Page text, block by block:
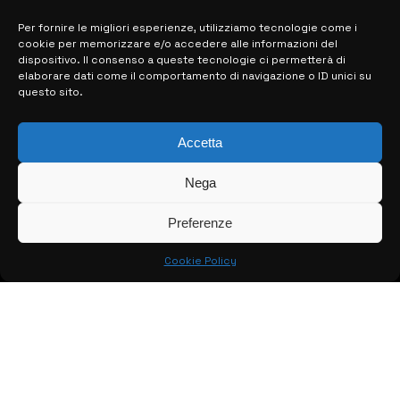
Per fornire le migliori esperienze, utilizziamo tecnologie come i
cookie per memorizzare e/o accedere alle informazioni del
dispositivo. Il consenso a queste tecnologie ci permetterà di
elaborare dati come il comportamento di navigazione o ID unici su
questo sito.
Accetta
Nega
Preferenze
Cookie Policy
MAPPA DEL SITO
> NOTIZIE
> CONTATTI